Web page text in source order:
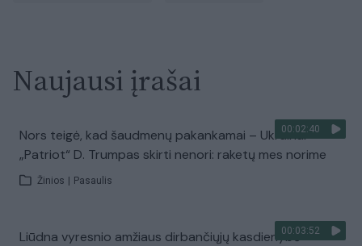
Naujausi įrašai
00:02:40
Nors teigė, kad šaudmenų pakankamai – Ukrainai
„Patriot“ D. Trumpas skirti nenori: raketų mes norime
Žinios Pasaulis
00:03:52
Liūdna vyresnio amžiaus dirbančiųjų kasdienybė –